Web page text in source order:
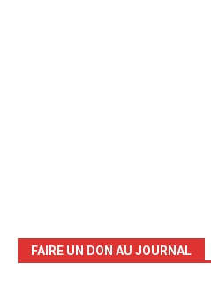
FAIRE UN DON AU JOURNAL